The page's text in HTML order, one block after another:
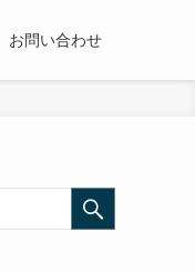
お問い合わせ